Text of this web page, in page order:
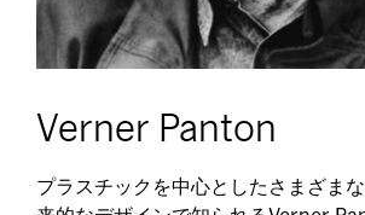
Verner Panton
プラスチックを中心としたさまざま